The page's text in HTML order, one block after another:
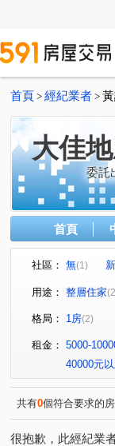
首頁 > 經紀業者 >
大佳
委託
首頁
社區： 無(1)
無 (1)
桃園第一
雙享樓(1)
興業馬可
六合一街
中正三街
中山東路
民光東路
用途： 整層住家
格局： 1房(2)
租金： 5000-
40000元
共有0個符合要求的
很抱歉，此經紀業